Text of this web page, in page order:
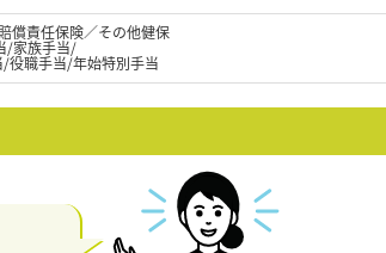
償責任保険／その他健保
/家族手当/
/役職手当/年始特別手当